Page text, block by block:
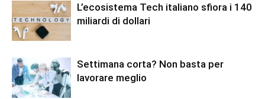
L’ecosistema Tech italiano sfiora i 140
miliardi di dollari
Settimana corta? Non basta per
lavorare meglio